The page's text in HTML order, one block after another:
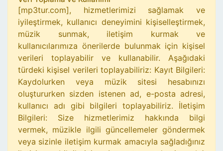
[mp3tur.com], hizmetlerimizi sağlamak ve
iyileştirmek, kullanıcı deneyimini kişiselleştirmek,
müzik sunmak, iletişim kurmak ve
kullanıcılarımıza önerilerde bulunmak için kişisel
verileri toplayabilir ve kullanabilir. Aşağıdaki
türdeki kişisel verileri toplayabiliriz: Kayıt Bilgileri:
Kaydolurken veya müzik sitesi hesabınızı
oluştururken sizden istenen ad, e-posta adresi,
kullanıcı adı gibi bilgileri toplayabiliriz. İletişim
Bilgileri: Size hizmetlerimiz hakkında bilgi
vermek, müzikle ilgili güncellemeler göndermek
veya sizinle iletişim kurmak amacıyla sağladığınız